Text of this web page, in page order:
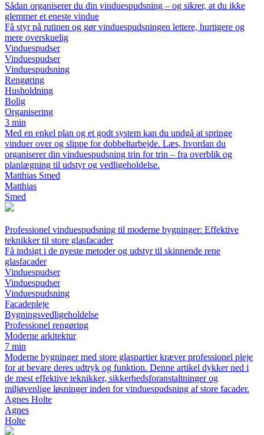
Sådan organiserer du din vinduespudsning – og sikrer, at du ikke
glemmer et eneste vindue
Få styr på rutinen og gør vinduespudsningen lettere, hurtigere og
mere overskuelig
Vinduespudser
Vinduespudser
Vinduespudsning
Rengøring
Husholdning
Bolig
Organisering
3 min
Med en enkel plan og et godt system kan du undgå at springe
vinduer over og slippe for dobbeltarbejde. Læs, hvordan du
organiserer din vinduespudsning trin for trin – fra overblik og
planlægning til udstyr og vedligeholdelse.
Matthias Smed
Matthias
Smed
Professionel vinduespudsning til moderne bygninger: Effektive
teknikker til store glasfacader
Få indsigt i de nyeste metoder og udstyr til skinnende rene
glasfacader
Vinduespudser
Vinduespudser
Vinduespudsning
Facadepleje
Bygningsvedligeholdelse
Professionel rengøring
Moderne arkitektur
7 min
Moderne bygninger med store glaspartier kræver professionel pleje
for at bevare deres udtryk og funktion. Denne artikel dykker ned i
de mest effektive teknikker, sikkerhedsforanstaltninger og
miljøvenlige løsninger inden for vinduespudsning af store facader.
Agnes Holte
Agnes
Holte